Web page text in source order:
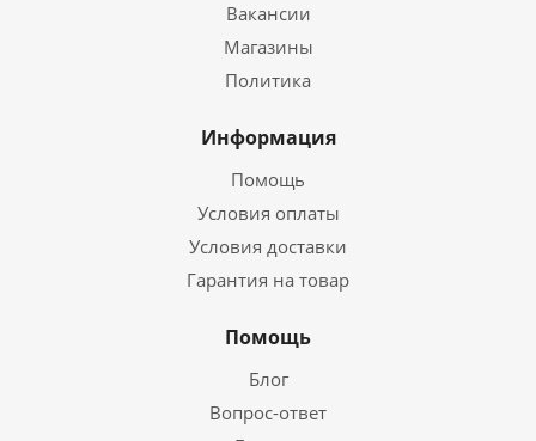
Вакансии
Магазины
Политика
Информация
Помощь
Условия оплаты
Условия доставки
Гарантия на товар
Помощь
Блог
Вопрос-ответ